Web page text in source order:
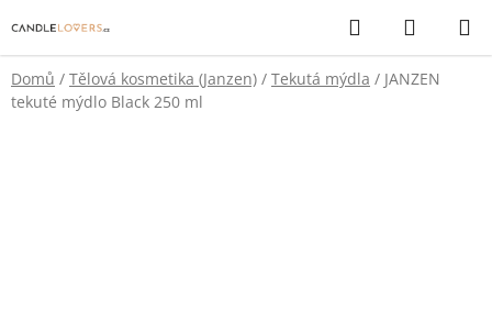
na
obsah
Hledat
KOŠÍK
Domů / Tělová kosmetika (Janzen) / Tekutá mýdla / JANZEN
tekuté mýdlo Black 250 ml